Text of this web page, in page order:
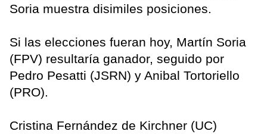
Soria muestra disimiles posiciones.
Si las elecciones fueran hoy, Martín Soria
(FPV) resultaría ganador, seguido por
Pedro Pesatti (JSRN) y Anibal Tortoriello
(PRO).
Cristina Fernández de Kirchner (UC)